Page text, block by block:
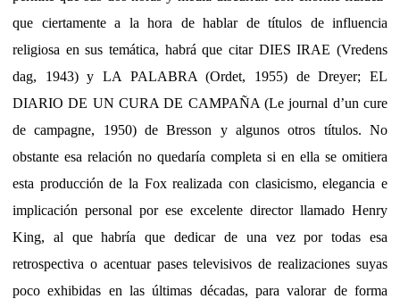
que ciertamente a la hora de hablar de títulos de influencia
religiosa en sus temática, habrá que citar DIES IRAE (Vredens
dag, 1943) y LA PALABRA (Ordet, 1955) de Dreyer; EL
DIARIO DE UN CURA DE CAMPAÑA (Le journal d’un cure
de campagne, 1950) de Bresson y algunos otros títulos. No
obstante esa relación no quedaría completa si en ella se omitiera
esta producción de la Fox realizada con clasicismo, elegancia e
implicación personal por ese excelente director llamado Henry
King, al que habría que dedicar de una vez por todas esa
retrospectiva o acentuar pases televisivos de realizaciones suyas
poco exhibidas en las últimas décadas, para valorar de forma